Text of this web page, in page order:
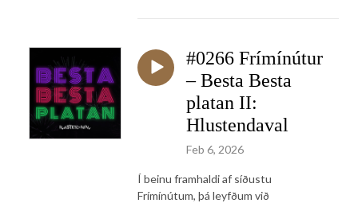
#0266 Frímínútur
– Besta Besta
platan II:
Hlustendaval
Feb 6, 2026
Í beinu framhaldi af síðustu
Frímínútum, þá leyfðum við